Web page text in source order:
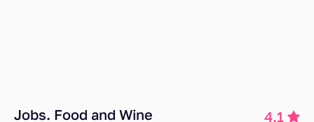
Jobs. Food and Wine 4.1